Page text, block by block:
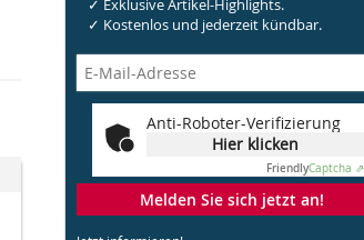
✓ Exklusive Artikel-Highlights.
✓ Kostenlos und jederzeit kündbar.
Anti-Roboter-Verifizierung
Hier klicken
FriendlyCaptcha ⇗
Melden Sie sich jetzt an!